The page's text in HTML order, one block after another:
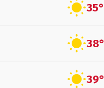
35°
38°
39°